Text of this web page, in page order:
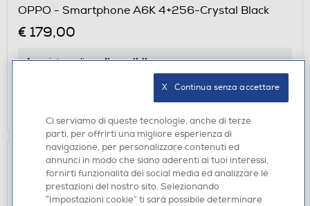
OPPO - Smartphone A6K 4+256-Crystal Black
€ 179,00
Acquisto online:disponibile
Ritiro in negozio in 30' gratuito:verifica
Ci serviamo di queste tecnologie, anche di terze
parti, per offrirti una migliore esperienza di
navigazione, per personalizzare contenuti ed
annunci in modo che siano aderenti ai tuoi interessi,
fornirti funzionalità dei social media ed analizzare le
prestazioni del nostro sito. Selezionando
“Impostazioni cookie” ti sarà possibile determinare
X   Continua senza accettare